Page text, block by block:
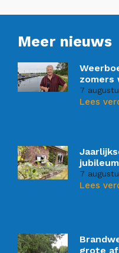
Meer nieuws
zomers
7
Lees
7
Lees
grote